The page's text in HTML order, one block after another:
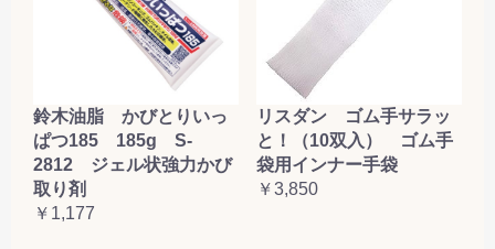
鈴木油脂 かびとりいっ
ぱつ185 185g S-
2812 ジェル状強力かび
取り剤
￥1,177
リスダン ゴム手サラッ
と！（10双入） ゴム手
袋用インナー手袋
￥3,850